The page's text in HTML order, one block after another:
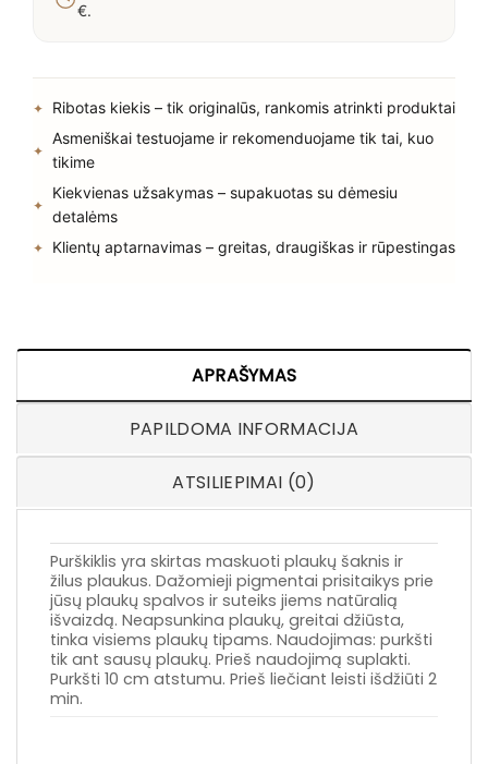
€.
Ribotas kiekis – tik originalūs, rankomis atrinkti produktai
Asmeniškai testuojame ir rekomenduojame tik tai, kuo
tikime
Kiekvienas užsakymas – supakuotas su dėmesiu
detalėms
Klientų aptarnavimas – greitas, draugiškas ir rūpestingas
APRAŠYMAS
PAPILDOMA INFORMACIJA
ATSILIEPIMAI (0)
Purškiklis yra skirtas maskuoti plaukų šaknis ir
žilus plaukus. Dažomieji pigmentai prisitaikys prie
jūsų plaukų spalvos ir suteiks jiems natūralią
išvaizdą. Neapsunkina plaukų, greitai džiūsta,
tinka visiems plaukų tipams. Naudojimas: purkšti
tik ant sausų plaukų. Prieš naudojimą suplakti.
Purkšti 10 cm atstumu. Prieš liečiant leisti išdžiūti 2
min.